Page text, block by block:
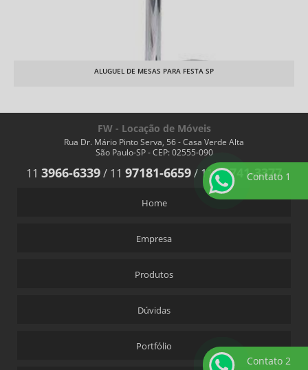
ALUGUEL DE MESAS PARA FESTA SP
FW - Locação de Móveis
Rua Dr. Mário Pinto Serva, 56 - Casa Verde Alta
São Paulo-SP - CEP: 02555-090
11 3966-6339/ 11 97181-6659/ 1194741-3377
Home
Empresa
Produtos
Dúvidas
Portfólio
Contato 1
Contato 2